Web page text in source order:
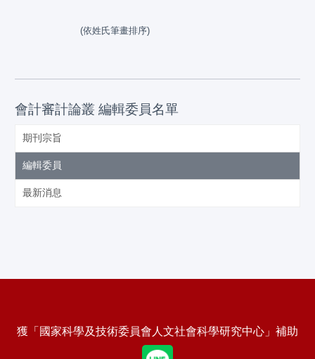
(依姓氏筆畫排序)
會計審計論叢 編輯委員名單
期刊宗旨
編輯委員
最新消息
獲「國家科學及技術委員會人文社會科學研究中心」補助